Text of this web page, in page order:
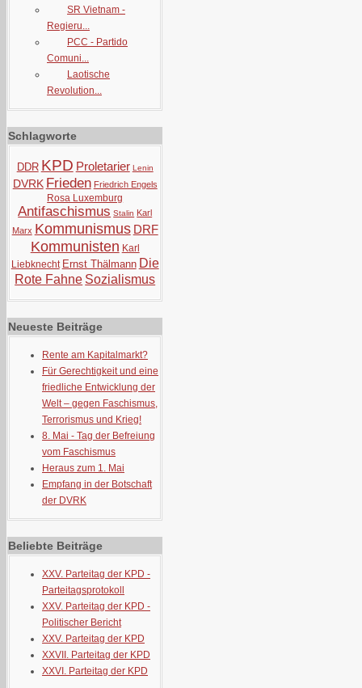
SR Vietnam -
Regieru...
PCC - Partido
Comuni...
Laotische
Revolution...
Schlagworte
DDR KPD Proletarier Lenin
DVRK Frieden Friedrich Engels
Rosa Luxemburg
Antifaschismus Stalin Karl
Marx Kommunismus DRF
Kommunisten Karl
Liebknecht Ernst Thälmann Die
Rote Fahne Sozialismus
Neueste Beiträge
Rente am Kapitalmarkt?
Für Gerechtigkeit und eine
friedliche Entwicklung der
Welt – gegen Faschismus,
Terrorismus und Krieg!
8. Mai - Tag der Befreiung
vom Faschismus
Heraus zum 1. Mai
Empfang in der Botschaft
der DVRK
Beliebte Beiträge
XXV. Parteitag der KPD -
Parteitagsprotokoll
XXV. Parteitag der KPD -
Politischer Bericht
XXV. Parteitag der KPD
XXVII. Parteitag der KPD
XXVI. Parteitag der KPD